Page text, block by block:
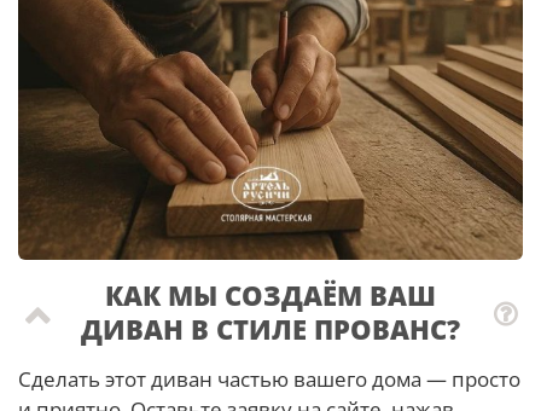
КАК МЫ СОЗДАЁМ ВАШ
ДИВАН В СТИЛЕ ПРОВАНС?
Сделать этот диван частью вашего дома — просто